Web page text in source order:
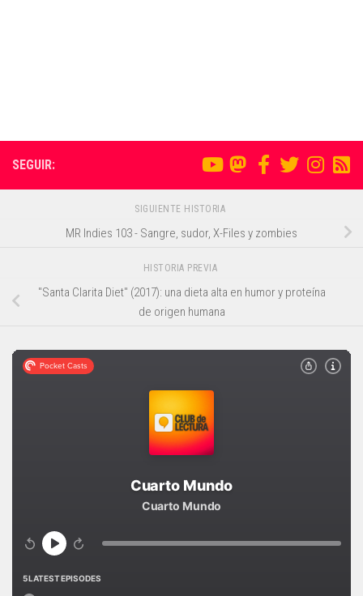
SEGUIR:
SIGUIENTE HISTORIA
MR Indies 103 - Sangre, sudor, X-Files y zombies
HISTORIA PREVIA
"Santa Clarita Diet" (2017): una dieta alta en humor y proteína
de origen humana